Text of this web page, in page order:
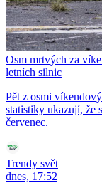
Osm mrtvých za
letních silnic
Pět z osmi
statistiky ukazují, že
červenec.
Trendy svět
dnes, 17:52